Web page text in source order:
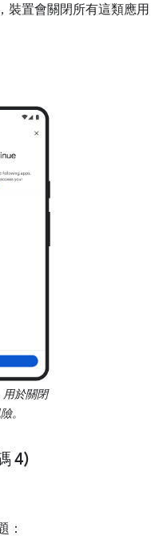
裝置會關閉所有這類應用
用於關閉
。
4)
：